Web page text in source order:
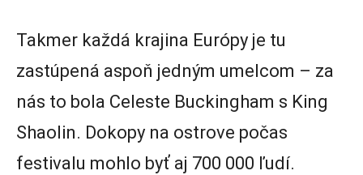
Takmer každá krajina Európy je tu
zastúpená aspoň jedným umelcom – za
nás to bola Celeste Buckingham s King
Shaolin. Dokopy na ostrove počas
festivalu mohlo byť aj 700 000 ľudí.